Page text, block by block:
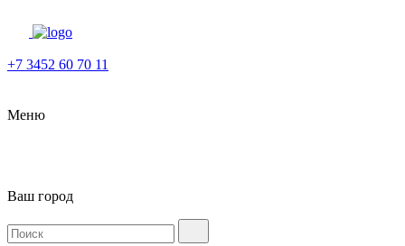
+7 3452 60 70 11
Меню
Ваш город